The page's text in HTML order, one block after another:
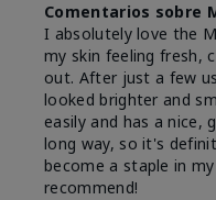
Comentarios sobre
I absolutely love the
my skin feeling fresh,
out. After just a few
looked brighter and
easily and has a nice,
long way, so it's
become a staple in
recommend!